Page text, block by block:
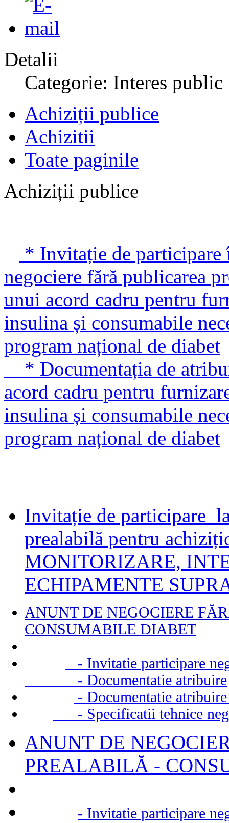
Detalii
Categorie: Interes public
Achiziții publice
Achizitii
Toate paginile
Achiziții publice
* Invitație de participare
negociere fără publicarea
unui acord cadru pentru
insulina și consumabile
program național de diabet
* Documentația de
acord cadru pentru
insulina și consumabile
program național de diabet
Invitație de participare
prealabilă pentru
MONITORIZARE,
ECHIPAMENTE
ANUNT DE NEGOCIERE
CONSUMABILE DIABET
- Invitatie participare
- Documentatie atribuire
- Documentatie
- Specificatii tehnice
ANUNT DE
PREALABILĂ -
- Invitatie participare